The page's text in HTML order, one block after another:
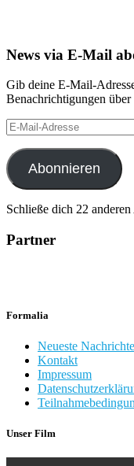
News via E-Mail
Gib deine E-Mail-
Benachrichtigungen
E-
Mail-
Adresse
Abonnieren
Schließe dich 22
Partner
Formalia
Neueste
Kontakt
Impressum
Unser Film